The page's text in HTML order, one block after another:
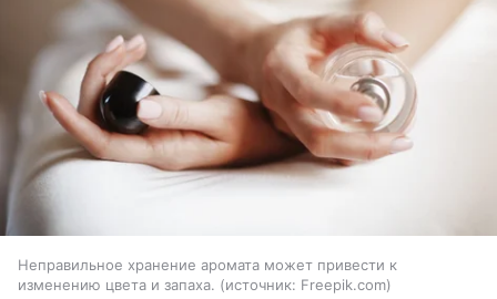
Неправильное хранение аромата может привести к
изменению цвета и запаха.
источник: Freepik.com